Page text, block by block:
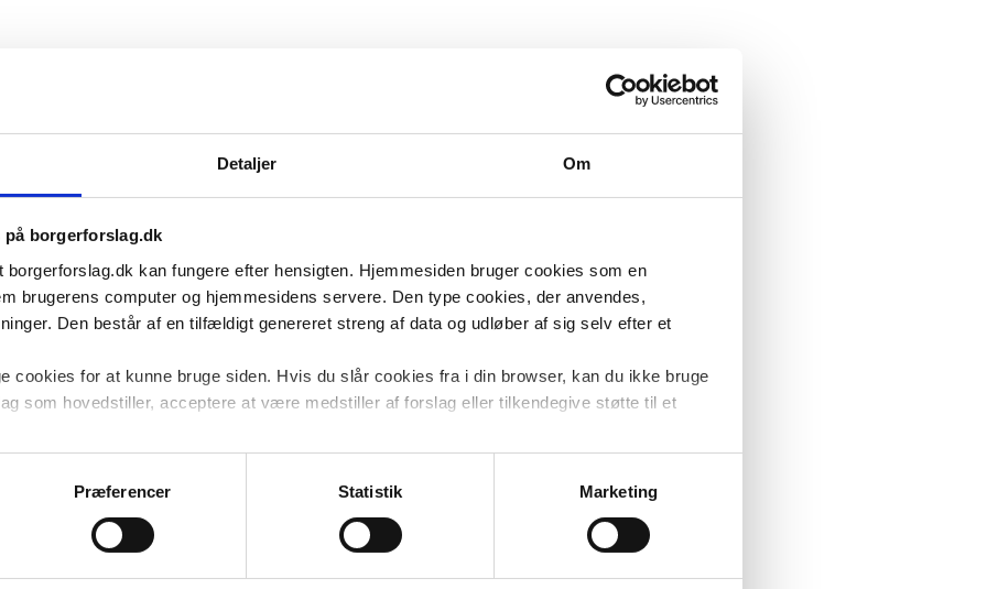
Detaljer Om
borgerforslag.dk
kan fungere efter hensigten. Hjemmesiden bruger cookies som en
brugerens computer og hjemmesidens servere. Den type cookies, der anvendes,
Den består af en tilfældigt genereret streng af data og udløber af sig selv efter et
cookies for at kunne bruge siden. Hvis du slår cookies fra i din browser, kan du ikke bruge
som hovedstiller, acceptere at være medstiller af forslag eller tilkendegive støtte til et
til at undersøge, hvordan hjemmesiden bliver anvendt for at forbedre
er anonymiserede og kan ikke henføres til navngivne brugere
Præferencer Statistik Marketing
fornyelse af kørekort
hvem der ikke allerede
lægeattest fra man fylder 75 år
hvert 3. år
i en bekymring om
vil jeg gøre opmærksom på, at både
gruppe borgere, som forslaget
hændelser i trafikken, hvor ældre er
til følge. Det behøver ikke at
men de sanser, vi bruger, når vi